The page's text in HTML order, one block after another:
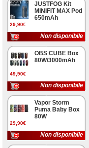
29,90€
JUSTFOG Kit
MINIFIT MAX Pod
650mAh
Non disponibile
49,90€
OBS CUBE Box
80W/3000mAh
Non disponibile
29,90€
Vapor Storm
Puma Baby Box
80W
Non disponibile